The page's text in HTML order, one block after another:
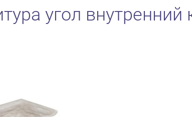
угол внутренний